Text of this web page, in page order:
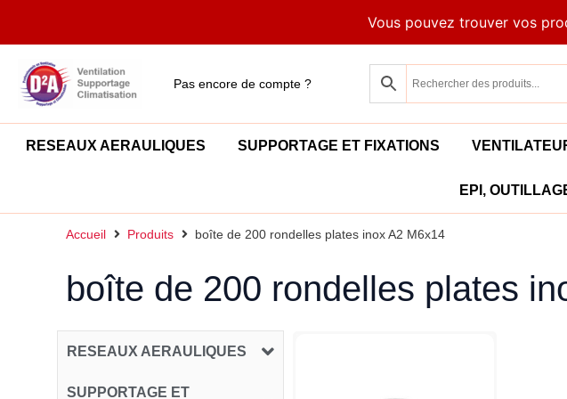
Vous pouvez trouver vos
Pas encore de compte ?
RESEAUX AERAULIQUES SUPPORTAGE ET FIXATIONS
EPI,
Accueil Produits boîte de 200 rondelles plates inox A2 M6x14
boîte de 200 rondelles plates
RESEAUX AERAULIQUES
SUPPORTAGE ET